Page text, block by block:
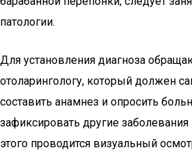
патологии.
Для установления диагноза
отоларингологу, который должен
составить анамнез и опросить
зафиксировать другие
этого проводится визуальный